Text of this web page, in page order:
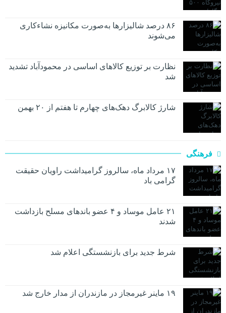
۸۶ درصد شالیزارها به‌صورت مکانیزه نشاءکاری
می‌شوند
نظارت بر توزیع کالا‌های اساسی در محمودآباد تشدید
شد
شارژ کالابرگ دهک‌های چهارم تا هفتم از ۲۰ بهمن
فرهنگی
۱۷ مرداد ماه، سالروز گرامیداشت راویان حقیقت
گرامی باد
۲۱ عامل موساد و ۴ عضو باند‌های مسلح بازداشت
شدند
شرط جدید برای بازنشستگی اعلام شد
۱۹ ماینر غیرمجاز در مازندران از مدار خارج شد